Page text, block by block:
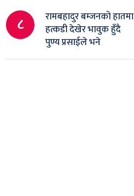
८
रामबहादुर बम्जनको हातमा
हत्कडी देखेर भावुक हुँदै
पुण्य प्रसाईले भने